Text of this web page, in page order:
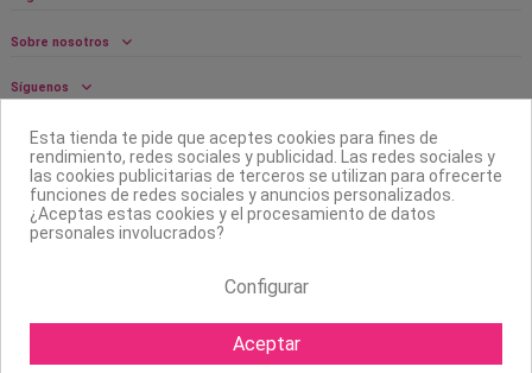
Sobre nosotros
Síguenos
Boletín
Esta tienda te pide que aceptes cookies para fines de
rendimiento, redes sociales y publicidad. Las redes sociales y
las cookies publicitarias de terceros se utilizan para ofrecerte
funciones de redes sociales y anuncios personalizados.
¿Aceptas estas cookies y el procesamiento de datos
personales involucrados?
Configurar
Aceptar